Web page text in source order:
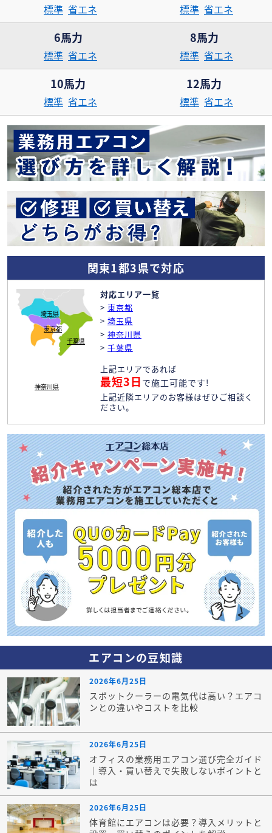
標準 省エネ 標準 省エネ
6馬力
標準 省エネ
8馬力
標準 省エネ
10馬力
標準 省エネ
12馬力
標準 省エネ
関東1都3県で対応
東京都
埼玉県
神奈川県
千葉県
対応エリア一覧
> 東京都
> 埼玉県
> 神奈川県
> 千葉県
上記エリアであれば
最短3日 で施工可能です!
上記近隣エリアのお客様はぜひご相談く
ださい。
エアコンの豆知識
2026年6月25日
スポットクーラーの電気代は高い？エアコ
ンとの違いやコストを比較
2026年6月25日
オフィスの業務用エアコン選び完全ガイド
｜導入・買い替えで失敗しないポイントと
は
2026年6月25日
体育館にエアコンは必要？導入メリットと